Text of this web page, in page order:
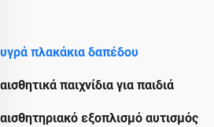
υγρά πλακάκια δαπέδου
αισθητικά παιχνίδια για παιδιά
αισθητηριακό εξοπλισμό αυτισμός